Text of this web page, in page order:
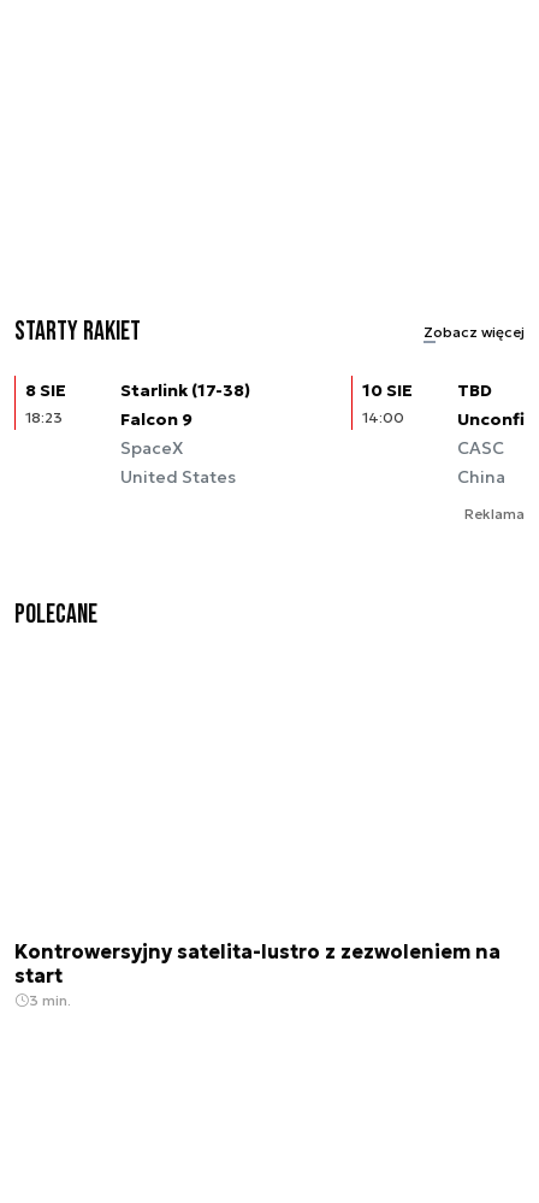
Starty rakiet Zobacz więcej
8 SIE
18:23
Starlink (17-38)
Falcon 9
SpaceX
United States
10 SIE
14:00
TBD
CASC
China
Reklama
Polecane
Kontrowersyjny satelita-lustro z zezwoleniem na
start
3 min.